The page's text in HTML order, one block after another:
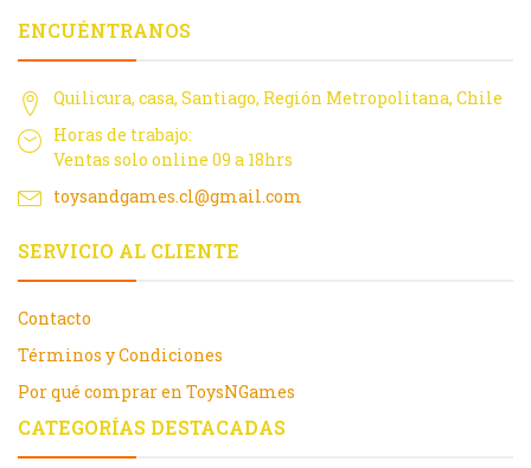
ENCUÉNTRANOS
Quilicura, casa, Santiago, Región Metropolitana, Chile
Horas de trabajo:
Ventas solo online 09 a 18hrs
toysandgames.cl@gmail.com
SERVICIO AL CLIENTE
Contacto
Términos y Condiciones
Por qué comprar en ToysNGames
CATEGORÍAS DESTACADAS